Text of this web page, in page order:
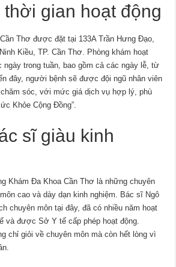
gian hoạt động
Thơ được đặt tại 133A Trần Hưng Đạo,
Kiều, TP. Cần Thơ. Phòng khám hoạt
ngày trong tuần, bao gồm cả các ngày lễ, từ
đây, người bệnh sẽ được đội ngũ nhân viên
sóc, với mức giá dịch vụ hợp lý, phù
Khỏe Cộng Đồng”.
sĩ giàu kinh
Khám Đa Khoa Cần Thơ là những chuyên
cao và dày dạn kinh nghiệm. Bác sĩ Ngô
chuyên môn tại đây, đã có nhiều năm hoạt
và được Sở Y tế cấp phép hoạt động.
chỉ giỏi về chuyên môn mà còn hết lòng vì